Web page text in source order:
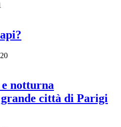
e notturna
città di Parigi